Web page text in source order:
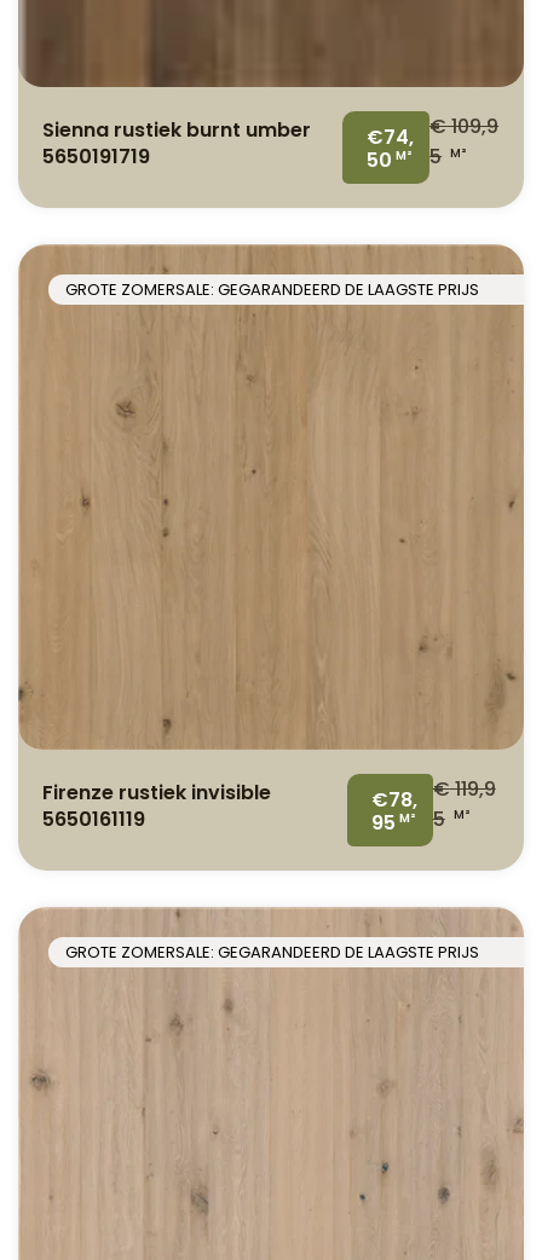
Sienna rustiek burnt umber
5650191719
€74,
50 M²
€109,9
5 M²
GROTE ZOMERSALE: GEGARANDEERD DE LAAGSTE PRIJS
Firenze rustiek invisible
5650161119
€78,
95 M²
€119,9
5 M²
GROTE ZOMERSALE: GEGARANDEERD DE LAAGSTE PRIJS